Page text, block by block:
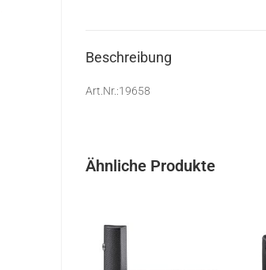
Beschreibung
Art.Nr.:19658
Ähnliche Produkte